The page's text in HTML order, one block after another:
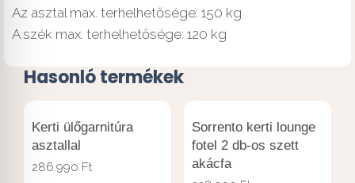
Az asztal max. terhelhetősége: 150 kg
A szék max. terhelhetősége: 120 kg
Hasonló termékek
Kerti ülőgarnitúra
asztallal
286.990 Ft
Sorrento kerti lounge
fotel 2 db-os szett
akácfa